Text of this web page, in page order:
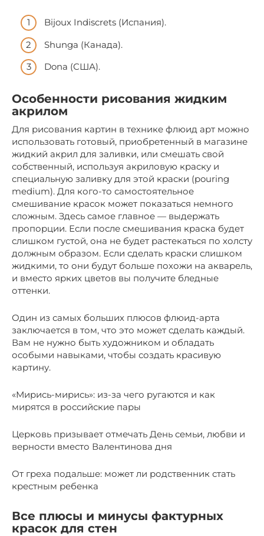
Bijoux Indiscrets (Испания).
Shunga (Канада).
Dona (США).
Особенности рисования жидким
акрилом
Для рисования картин в технике флюид арт можно
использовать готовый, приобретенный в магазине
жидкий акрил для заливки, или смешать свой
собственный, используя акриловую краску и
специальную заливку для этой краски (pouring
medium). Для кого-то самостоятельное
смешивание красок может показаться немного
сложным. Здесь самое главное — выдержать
пропорции. Если после смешивания краска будет
слишком густой, она не будет растекаться по холсту
должным образом. Если сделать краски слишком
жидкими, то они будут больше похожи на акварель,
и вместо ярких цветов вы получите бледные
оттенки.
Один из самых больших плюсов флюид-арта
заключается в том, что это может сделать каждый.
Вам не нужно быть художником и обладать
особыми навыками, чтобы создать красивую
картину.
«Мирись-мирись»: из-за чего ругаются и как
мирятся в российские пары
Церковь призывает отмечать День семьи, любви и
верности вместо Валентинова дня
От греха подальше: может ли родственник стать
крестным ребенка
Все плюсы и минусы фактурных
красок для стен